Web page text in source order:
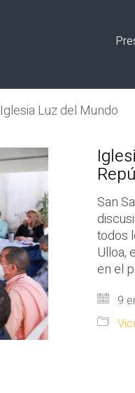
Iglesia Luz del Mundo
San
todos
Ulloa,
en el
9